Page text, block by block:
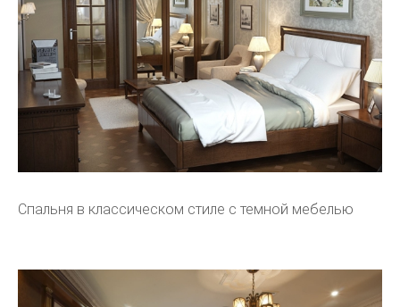
Спальня в классическом стиле с темной мебелью